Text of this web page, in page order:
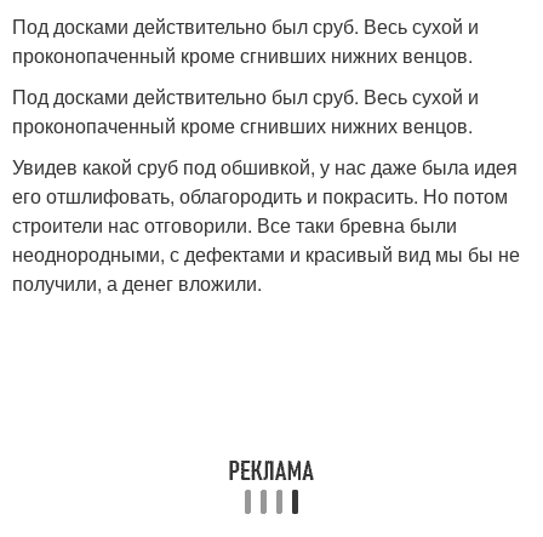
Под досками действительно был сруб. Весь сухой и
проконопаченный кроме сгнивших нижних венцов.
Под досками действительно был сруб. Весь сухой и
проконопаченный кроме сгнивших нижних венцов.
Увидев какой сруб под обшивкой, у нас даже была идея
его отшлифовать, облагородить и покрасить. Но потом
строители нас отговорили. Все таки бревна были
неоднородными, с дефектами и красивый вид мы бы не
получили, а денег вложили.